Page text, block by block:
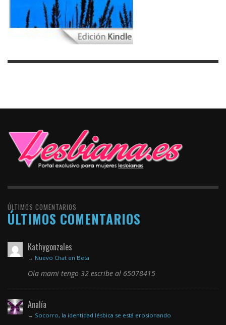
ÚLTIMOS COMENTARIOS
ÚLTIMOS COMENTARIOS
Kathygonzales
→ Nuevo Chat en Beta
Ola mami tengo 32 escribe al 65078415
Analía
→ Socorro, la identidad lésbica se está erosionando